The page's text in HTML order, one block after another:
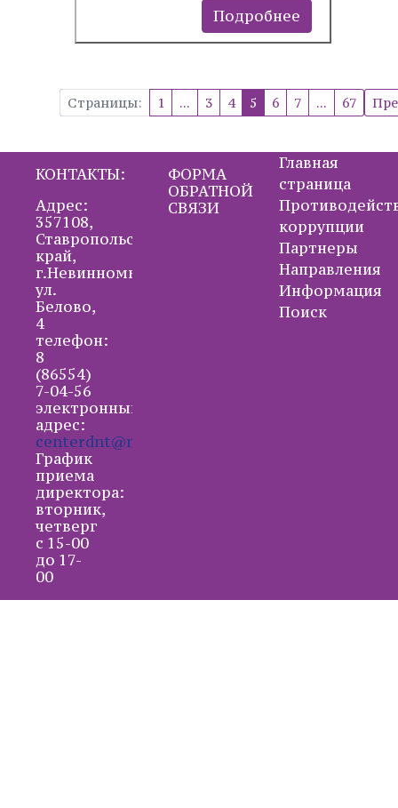
Подробнее
Страницы: 1 ... 3 4 5 6 7 ... 67
КОНТАКТЫ:
Адрес:
357108,
Ставропольский
край,
г.Невинномысск,
ул.
Белово,
4
телефон:
8
(86554)
7-04-56
электронный
адрес:
centerdnt@mail.ru
График
приема
директора:
вторник,
четверг
с 15-00
до 17-
00
ФОРМА
ОБРАТНОЙ
СВЯЗИ
Главная
страница
коррупции
Партнеры
Направления
Информация
Поиск